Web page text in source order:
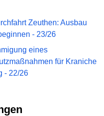
Zeuthen: Ausbau
- 23/26
eines
für Kraniche
- 22/26